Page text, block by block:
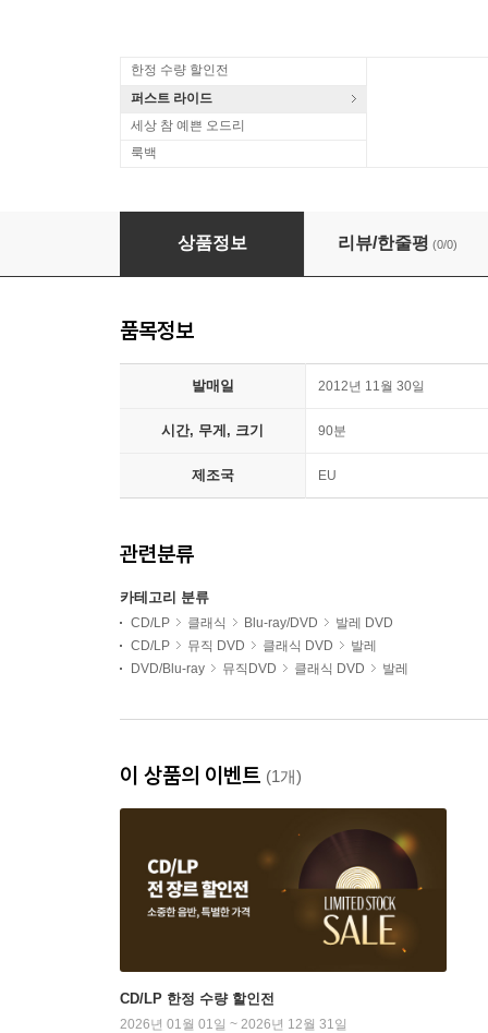
한정 수량 할인전
퍼스트 라이드
세상 참 예쁜 오드리
룩백
로얄 발레단과 함께하는 저녁(Royal Ballet -
상품정보 리뷰/한줄평 (0/0)
품목정보
발매일 2012년 11월 30일
시간, 무게, 크기 90분
제조국 EU
관련분류
카테고리 분류
CD/LP 클래식 Blu-ray/DVD
발레 DVD
CD/LP
뮤직 DVD 클래식 DVD
발레
DVD/Blu-ray
뮤직DVD 클래식 DVD 발레
이 상품의 이벤트 (1개)
CD/LP 한정 수량 할인전
2026년 01월 01일 ~ 2026년 12월 31일